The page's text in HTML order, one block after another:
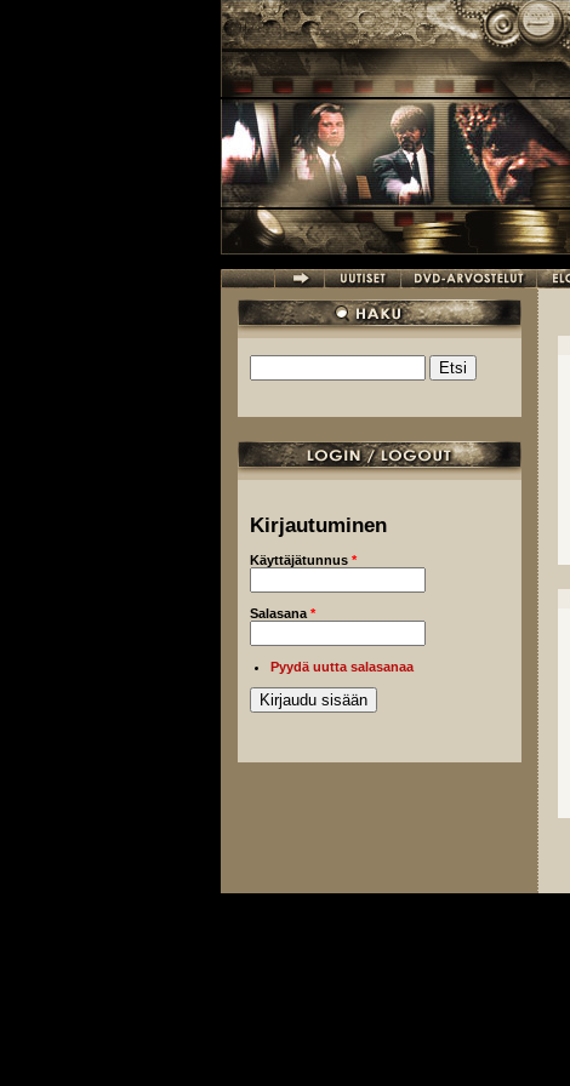
Hakulomake
Kirjautuminen
Käyttäjätunnus *
Salasana *
Pyydä uutta salasanaa